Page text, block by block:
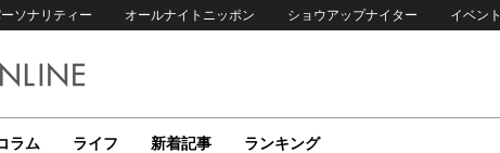
ソナリティー オールナイトニッポン ショウアップナイター イベント
ラム ライフ 新着記事 ランキング